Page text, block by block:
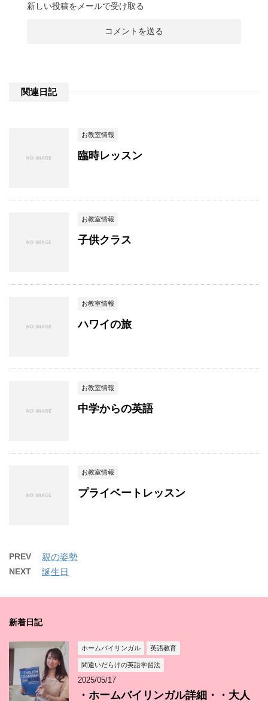
新しい投稿をメールで受け取る
関連日記
お教室情報
臨時レッスン
お教室情報
子供クラス
お教室情報
ハワイの旅
お教室情報
中学からの英語
お教室情報
プライベートレッスン
PREV 親の姿勢
NEXT 誕生日
新着日記
ホームバイリンガル 英語教育
間違いだらけの英語学習法
2025/05/17
・ホームバイリンガル詳細・・大人